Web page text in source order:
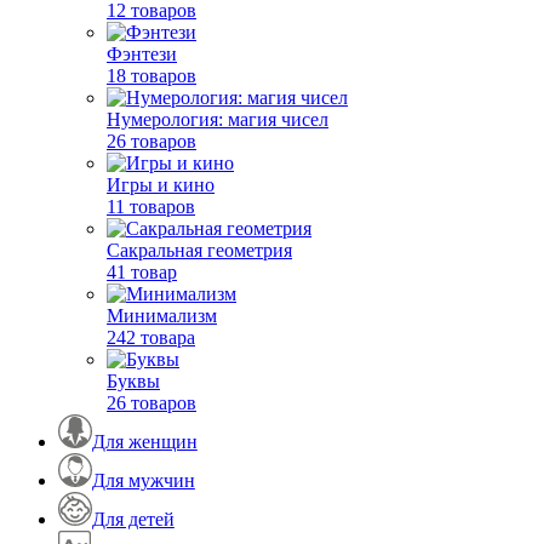
12 товаров
Фэнтези
18 товаров
Нумерология: магия чисел
26 товаров
Игры и кино
11 товаров
Сакральная геометрия
41 товар
Минимализм
242 товара
Буквы
26 товаров
Для женщин
Для мужчин
Для детей